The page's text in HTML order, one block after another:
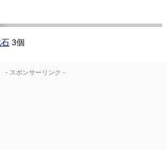
3個
- スポンサーリンク -